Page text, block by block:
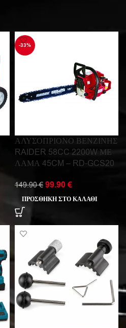
-33%
ΑΛΥΣΟΠΡΙΟΝΟ ΒΕΝΖΙΝΗΣ
RAIDER 58CC 2200W ΜΕ
ΛΑΜΑ 45CM – RD-GCS20
149.90€ 99.90€
ΠΡΟΣΘΉΚΗ ΣΤΟ ΚΑΛΆΘΙ